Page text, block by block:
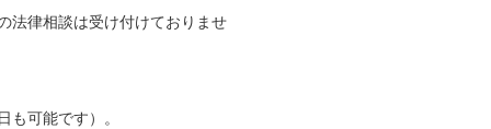
法律相談は受け付けておりませ
も可能です）。